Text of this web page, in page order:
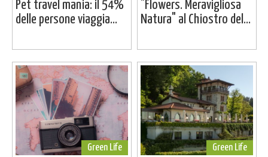
Pet travel mania: il 54%
delle persone viaggia...
"Flowers. Meravigliosa
Natura" al Chiostro del...
Green Life Green Life